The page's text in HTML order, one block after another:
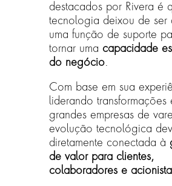
destacados por Rivera é
tecnologia deixou de ser
uma função de suporte
tornar uma capacidade
do negócio.
Com base em sua
liderando transformações
grandes empresas de
evolução tecnológica
diretamente conectada à
de valor para clientes,
colaboradores e